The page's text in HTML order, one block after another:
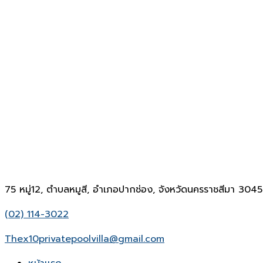
75 หมู่12, ตำบลหมูสี, อำเภอปากช่อง, จังหวัดนครราชสีมา
(02) 114-3022
Thex10privatepoolvilla@gmail.com